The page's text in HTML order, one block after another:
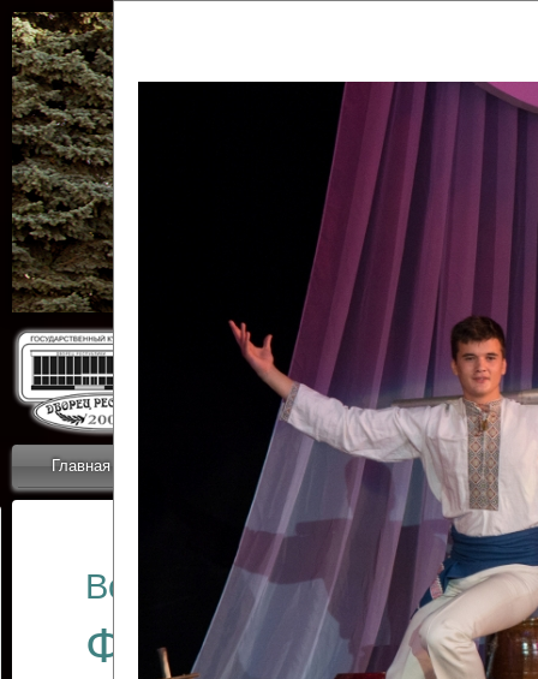
Главная Коллективы Новости
ОТЧЕТЫ ГКЦ
Все отчеты
Финал